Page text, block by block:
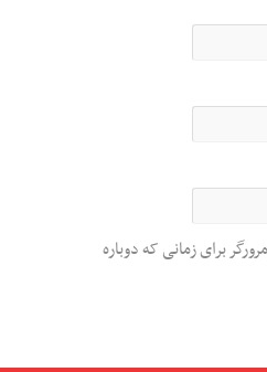
برای زمانی که دوباره